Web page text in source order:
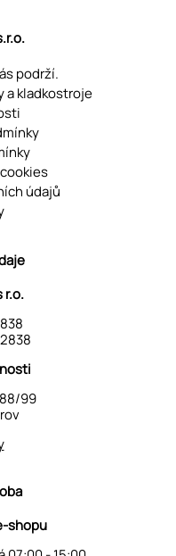
podrží.
a kladkostroje
údajů
r.o.
99
shopu